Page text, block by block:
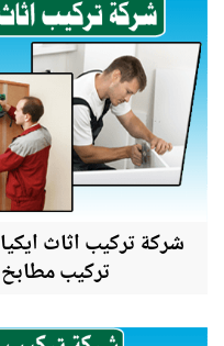
شركة تركيب اثاث
تركيب